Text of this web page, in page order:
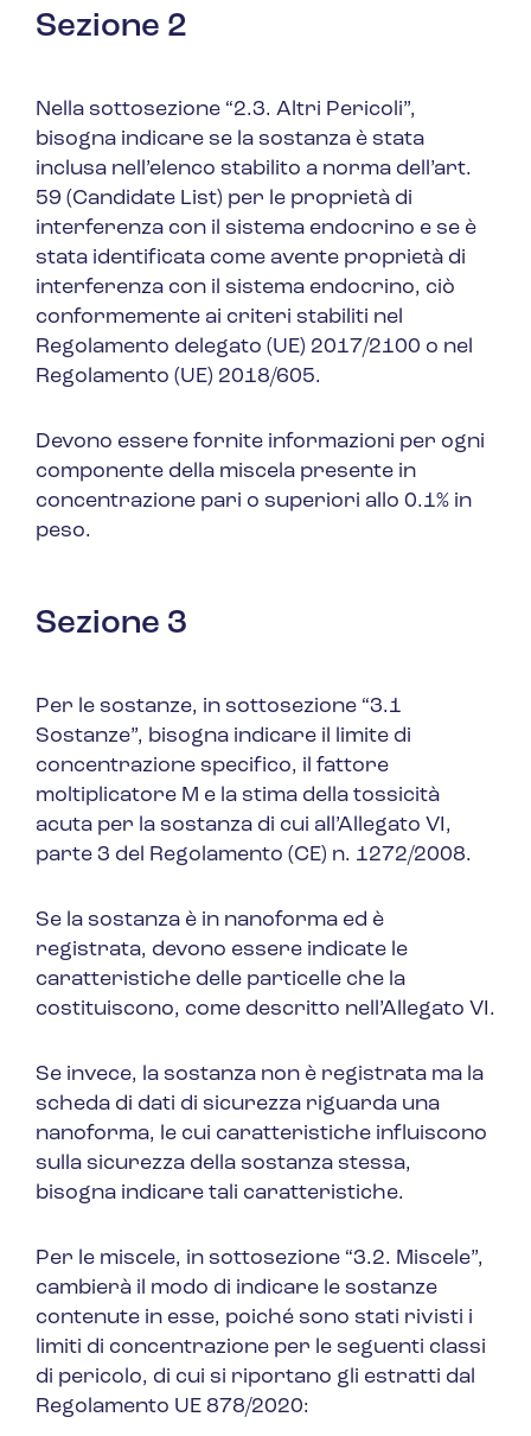
Sezione 2
Nella sottosezione “2.3. Altri Pericoli”,
bisogna indicare se la sostanza è stata
inclusa nell’elenco stabilito a norma dell’art.
59 (Candidate List) per le proprietà di
interferenza con il sistema endocrino e se è
stata identificata come avente proprietà di
interferenza con il sistema endocrino, ciò
conformemente ai criteri stabiliti nel
Regolamento delegato (UE) 2017/2100 o nel
Regolamento (UE) 2018/605.
Devono essere fornite informazioni per ogni
componente della miscela presente in
concentrazione pari o superiori allo 0.1% in
peso.
Sezione 3
Per le sostanze, in sottosezione “3.1
Sostanze”, bisogna indicare il limite di
concentrazione specifico, il fattore
moltiplicatore M e la stima della tossicità
acuta per la sostanza di cui all’Allegato VI,
parte 3 del Regolamento (CE) n. 1272/2008.
Se la sostanza è in nanoforma ed è
registrata, devono essere indicate le
caratteristiche delle particelle che la
costituiscono, come descritto nell’Allegato VI.
Se invece, la sostanza non è registrata ma la
scheda di dati di sicurezza riguarda una
nanoforma, le cui caratteristiche influiscono
sulla sicurezza della sostanza stessa,
bisogna indicare tali caratteristiche.
Per le miscele, in sottosezione “3.2. Miscele”,
cambierà il modo di indicare le sostanze
contenute in esse, poiché sono stati rivisti i
limiti di concentrazione per le seguenti classi
di pericolo, di cui si riportano gli estratti dal
Regolamento UE 878/2020: